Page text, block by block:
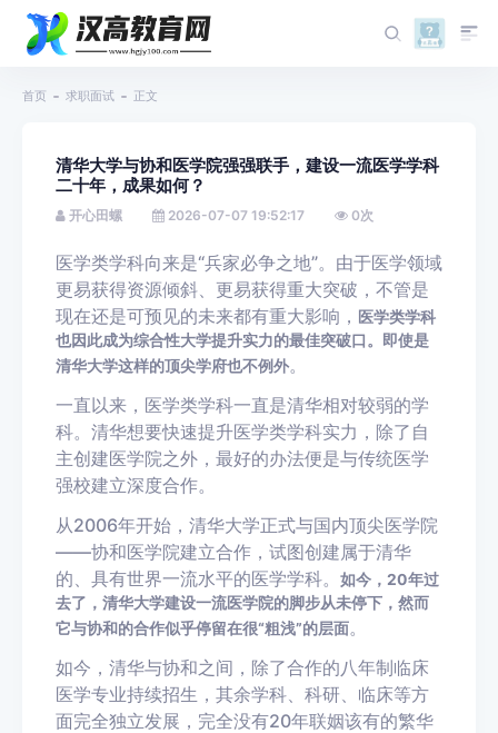
首页 求职面试 正文
清华大学与协和医学院强强联手，建设一流医学学科
二十年，成果如何？
开心田螺 2026-07-07 19:52:17 0次
医学类学科向来是“兵家必争之地”。由于医学领域
更易获得资源倾斜、更易获得重大突破，不管是
现在还是可预见的未来都有重大影响， 医学类学科
也因此成为综合性大学提升实力的最佳突破口。即使是
清华大学这样的顶尖学府也不例外。
一直以来，医学类学科一直是清华相对较弱的学
科。清华想要快速提升医学类学科实力，除了自
主创建医学院之外，最好的办法便是与传统医学
强校建立深度合作。
从2006年开始，清华大学正式与国内顶尖医学院
——协和医学院建立合作，试图创建属于清华
的、具有世界一流水平的医学学科。
如今，20年过
去了，清华大学建设一流医学院的脚步从未停下，然而
它与协和的合作似乎停留在很“粗浅”的层面。
如今，清华与协和之间，除了合作的八年制临床
医学专业持续招生，其余学科、科研、临床等方
面完全独立发展，完全没有20年联姻该有的繁华